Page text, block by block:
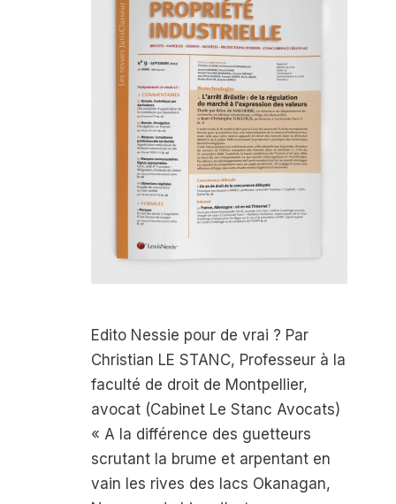
Edito Nessie pour de vrai ? Par
Christian LE STANC, Professeur à la
faculté de droit de Montpellier,
avocat (Cabinet Le Stanc Avocats)
« A la différence des guetteurs
scrutant la brume et arpentant en
vain les rives des lacs Okanagan,